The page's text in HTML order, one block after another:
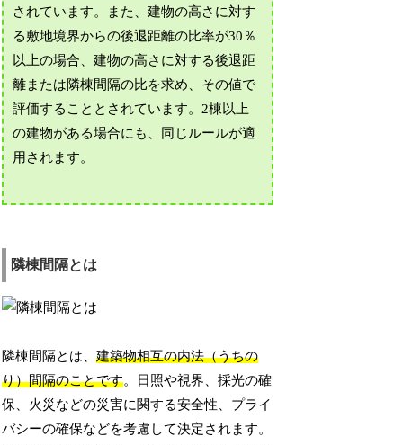
されています。また、建物の高さに対す
る敷地境界からの後退距離の比率が30％
以上の場合、建物の高さに対する後退距
離または隣棟間隔の比を求め、その値で
評価することとされています。2棟以上
の建物がある場合にも、同じルールが適
用されます。
隣棟間隔とは
隣棟間隔とは、建築物相互の内法（うちの
り）間隔のことです。日照や視界、採光の確
保、火災などの災害に関する安全性、プライ
バシーの確保などを考慮して決定されます。